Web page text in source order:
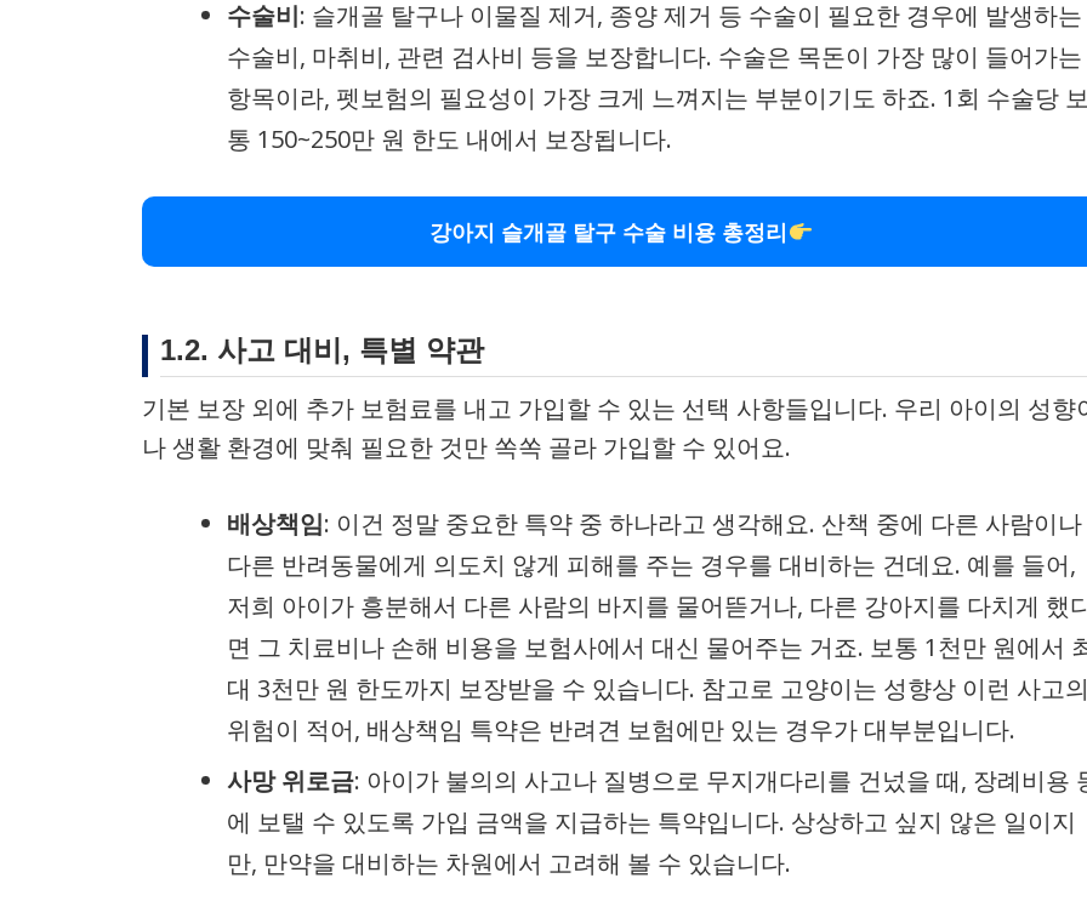
수술비: 슬개골 탈구나 이물질 제거, 종양 제거 등 수술이 필요한 경우에 발생하는
수술비, 마취비, 관련 검사비 등을 보장합니다. 수술은 목돈이 가장 많이 들어가는
항목이라, 펫보험의 필요성이 가장 크게 느껴지는 부분이기도 하죠. 1회 수술당
통 150~250만 원 한도 내에서 보장됩니다.
강아지 슬개골 탈구 수술 비용 총정리
1.2. 사고 대비, 특별 약관
기본 보장 외에 추가 보험료를 내고 가입할 수 있는 선택 사항들입니다. 우리 아이의 성향
나 생활 환경에 맞춰 필요한 것만 쏙쏙 골라 가입할 수 있어요.
배상책임: 이건 정말 중요한 특약 중 하나라고 생각해요. 산책 중에 다른 사람이나
다른 반려동물에게 의도치 않게 피해를 주는 경우를 대비하는 건데요. 예를 들어,
저희 아이가 흥분해서 다른 사람의 바지를 물어뜯거나, 다른 강아지를 다치게 했
면 그 치료비나 손해 비용을 보험사에서 대신 물어주는 거죠. 보통 1천만 원에서
대 3천만 원 한도까지 보장받을 수 있습니다. 참고로 고양이는 성향상 이런 사고
위험이 적어, 배상책임 특약은 반려견 보험에만 있는 경우가 대부분입니다.
사망 위로금: 아이가 불의의 사고나 질병으로 무지개다리를 건넜을 때, 장례비용
에 보탤 수 있도록 가입 금액을 지급하는 특약입니다. 상상하고 싶지 않은 일이지
만, 만약을 대비하는 차원에서 고려해 볼 수 있습니다.